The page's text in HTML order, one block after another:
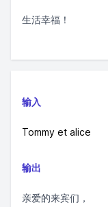
生活幸福！
输入
Tommy et alice
输出
亲爱的来宾们，